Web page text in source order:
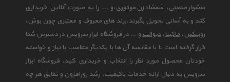
سشوار صنعتی،شمشاد زن موتوری،و ... را به صورت آنلاین خریداری
کنند و به آسانی تحویل بگیرند.برند های معروف و معتبری چون بوش،
رونیکس،ماکیتا،دیوالتو ... در فروشگاه ابزار سرویس در دسترس شما
قرار گرفته است تا با مقایسه آن ها با یکدیگر متناسب با نیاز و خواسته
خودتان محصول مورد نظر را انتخاب و خریداری کنید. فروشگاه ابزار
سرویس به دنبال ارائه خدمات باکیفیت، رشد روزافزون و تطابق هر چه